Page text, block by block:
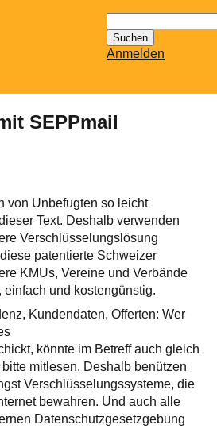
nach:
Anmelden
SEPPmail
von Unbefugten so leicht
Text. Deshalb verwenden
Verschlüsselungslösung
patentierte Schweizer
KMUs, Vereine und Verbände
und kostengünstig.
Kundendaten, Offerten: Wer
könnte im Betreff auch gleich
mitlesen. Deshalb benützen
Verschlüsselungssysteme, die
bewahren. Und auch alle
Datenschutzgesetzgebung